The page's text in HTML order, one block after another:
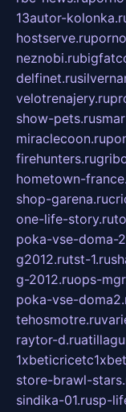
13autor-
hostserve.ru
neznobi.ru
delfinet.ru
velotrenajery.ru
show-pets.ru
miraclecoon.ru
firehunters.ru
hometown-
shop-garena.ru
one-life-story.ru
poka-vse-doma-
g2012.rutst-1.ru
g-2012.ruops-
poka-vse-
tehosmotre.ru
raytor-d.ru
store-brawl-
sindika-01.rusp-